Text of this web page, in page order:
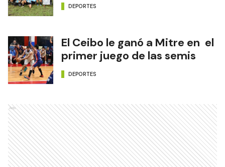
DEPORTES
El Ceibo le ganó a Mitre en el
primer juego de las semis
DEPORTES
Ads